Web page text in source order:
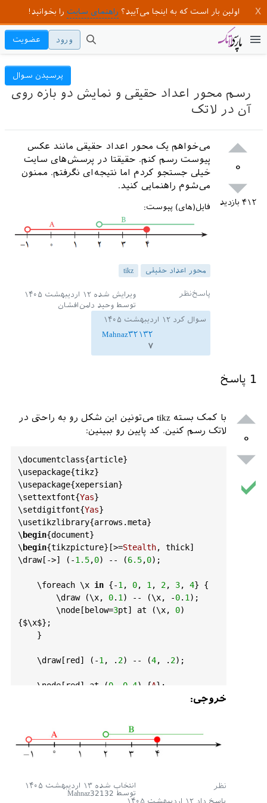
اولین بار است که به اینجا می‌آیید؟ راهنمای سایت را بخوانید!
ورود عضویت
رسم محور اعداد حقیقی و نمایش دو بازه روی
آن در لاتک
پرسیدن سوال
۰
۴۱۲ بازدید
می‌خواهم یک محور اعداد حقیقی مانند عکس
پیوست رسم کنم. حقیقتا در پرسش‌های سایت
خیلی جستجو کردم اما نتیجه‌ای نگرفتم. ممنون
می‌شوم راهنمایی کنید.
فایل(های) پیوست:
محور اعداد حقیقی tikz
ویرایش شده ۱۲ اردیبهشت ۱۴۰۵
توسطوحید دامن‌افشان
سوال کرد ۱۲ اردیبهشت ۱۴۰۵
Mahnaz۳۲۱۳۲
۷
1 پاسخ
۰
با کمک بسته tikz می‌تونین این شکل رو به راحتی در
لاتک رسم کنین. کد پایین رو ببینین:
\documentclass{article}
\usepackage{tikz}
\usepackage{xepersian}
\settextfont{Yas}
\setdigitfont{Yas}
\usetikzlibrary{arrows .meta}
\ begin{document}
\ begin{tikzpicture}[>=Stealth, thick]
\draw[->] (-1.5,0) -- (6.5,0);
    \
foreach \x in {-1 , 0, 1 , 2, 3, 4} {
        \
draw (\x, 0. 1 ) -- (\x, -0. 1 );
        \
node[ below=3pt] at (\x, 0)
{$\x$} ;
    \
draw[ red ] (-1 , . 2) -- (4, . 2);
    \
node[red] at (0, 0. 4) {A};
    \
draw[red, fill=red] (4, .2) circle
pt
    \
draw[green! 60!black] (
,
خروجی:
انتخاب شده ۱۳ اردیبهشت ۱۴۰۵
توسط Mahnaz32132
پاسخ داد ۱۲ اردیبهشت ۱۴۰۵